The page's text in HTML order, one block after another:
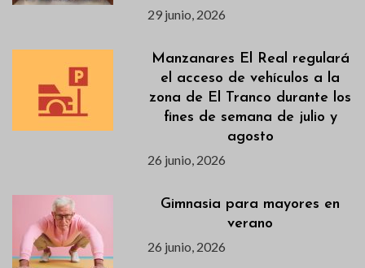
29 junio, 2026
Manzanares El Real regulará
el acceso de vehículos a la
zona de El Tranco durante los
fines de semana de julio y
agosto
26 junio, 2026
Gimnasia para mayores en
verano
26 junio, 2026